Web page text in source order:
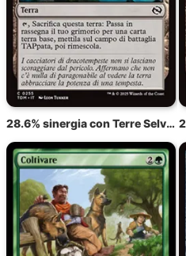
28.6% sinergia con Terre Selvagge in Evoluzione